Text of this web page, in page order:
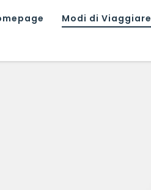
Modi di Viaggiare